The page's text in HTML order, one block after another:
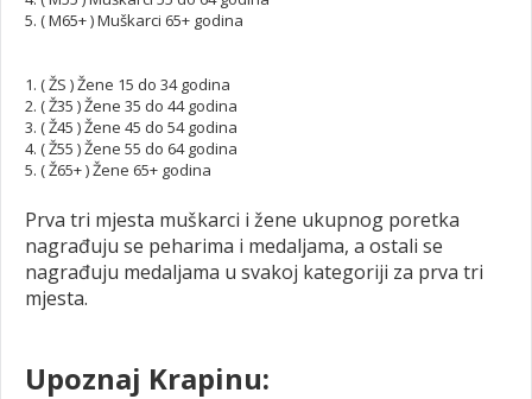
5. ( M65+ ) Muškarci 65+ godina
1. ( ŽS ) Žene 15 do 34 godina
2. ( Ž35 ) Žene 35 do 44 godina
3. ( Ž45 ) Žene 45 do 54 godina
4. ( Ž55 ) Žene 55 do 64 godina
5. ( Ž65+ ) Žene 65+ godina
Prva tri mjesta muškarci i žene ukupnog poretka
nagrađuju se peharima i medaljama, a ostali se
nagrađuju medaljama u svakoj kategoriji za prva tri
mjesta.
Upoznaj Krapinu: